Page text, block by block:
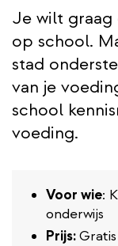
Je wilt graag
op school.
stad
van je
school
voeding.
Voor wie:
onderwijs
Prijs:Gratis